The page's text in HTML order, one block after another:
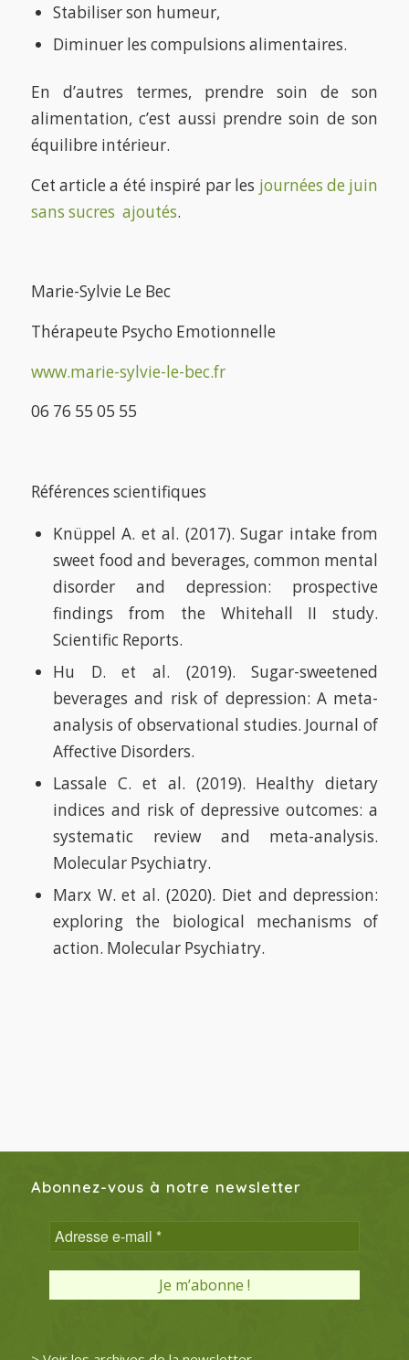
Stabiliser son humeur,
Diminuer les compulsions alimentaires.
En d’autres termes, prendre soin de son
alimentation, c’est aussi prendre soin de son
équilibre intérieur.
Cet article a été inspiré par les journées de juin
sans sucres ajoutés.
Marie-Sylvie Le Bec
Thérapeute Psycho Emotionnelle
www.marie-sylvie-le-bec.fr
06 76 55 05 55
Références scientifiques
Knüppel A. et al. (2017). Sugar intake from
sweet food and beverages, common mental
disorder and depression: prospective
findings from the Whitehall II study.
Scientific Reports.
Hu D. et al. (2019). Sugar-sweetened
beverages and risk of depression: A meta-
analysis of observational studies. Journal of
Affective Disorders.
Lassale C. et al. (2019). Healthy dietary
indices and risk of depressive outcomes: a
systematic review and meta-analysis.
Molecular Psychiatry.
Marx W. et al. (2020). Diet and depression:
exploring the biological mechanisms of
action. Molecular Psychiatry.
Abonnez-vous à notre newsletter